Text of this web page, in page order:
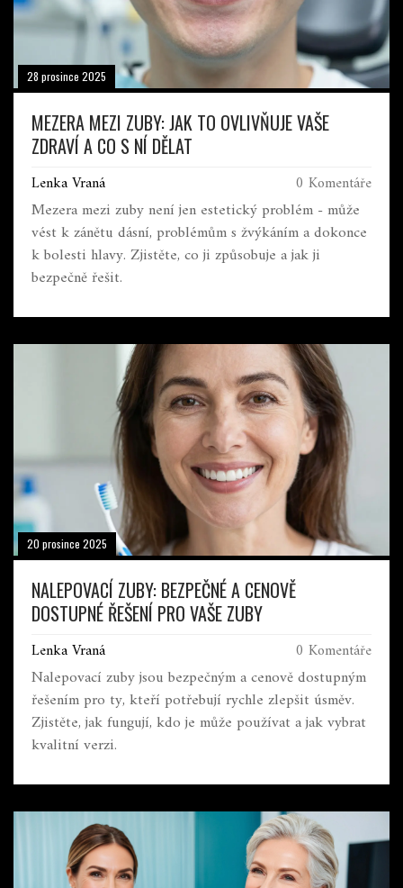
28 prosince 2025
MEZERA MEZI ZUBY: JAK TO OVLIVŇUJE VAŠE
ZDRAVÍ A CO S NÍ DĚLAT
Lenka Vraná 0 Komentáře
Mezera mezi zuby není jen estetický problém - může
vést k zánětu dásní, problémům s žvýkáním a dokonce
k bolesti hlavy. Zjistěte, co ji způsobuje a jak ji
bezpečně řešit.
20 prosince 2025
NALEPOVACÍ ZUBY: BEZPEČNÉ A CENOVĚ
DOSTUPNÉ ŘEŠENÍ PRO VAŠE ZUBY
Lenka Vraná 0 Komentáře
Nalepovací zuby jsou bezpečným a cenově dostupným
řešením pro ty, kteří potřebují rychle zlepšit úsměv.
Zjistěte, jak fungují, kdo je může používat a jak vybrat
kvalitní verzi.